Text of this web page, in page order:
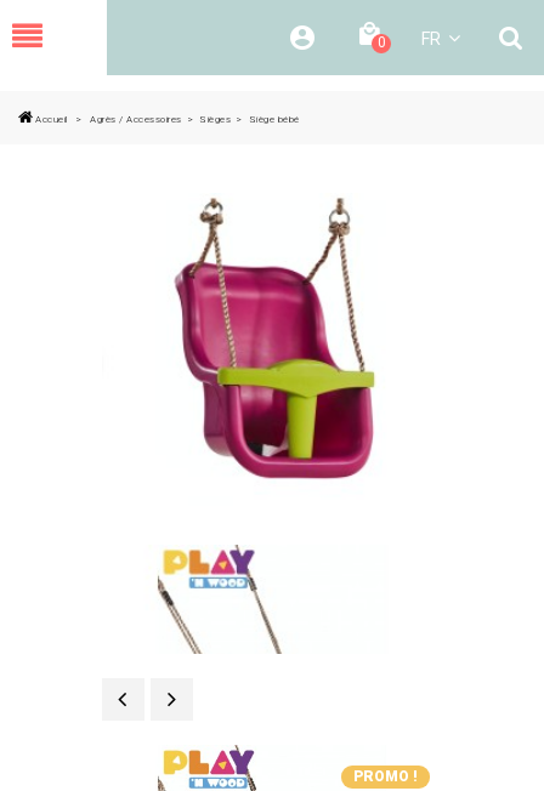
0 FR
Accueil > Agrès / Accessoires > Sièges > Siège bébé
PROMO !